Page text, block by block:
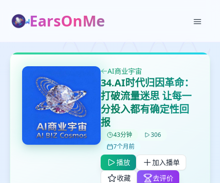
EarsOnMe
AI商业宇宙
34.AI时代归因革命：
打破流量迷思 让每一
分投入都有确定性回
报
43分钟
306
7个月前
播放
加入播单
收藏
去评价
✕
打分
鼠标下留人
✕
删除确认
取消 确认删除
✕
加入播单
创建